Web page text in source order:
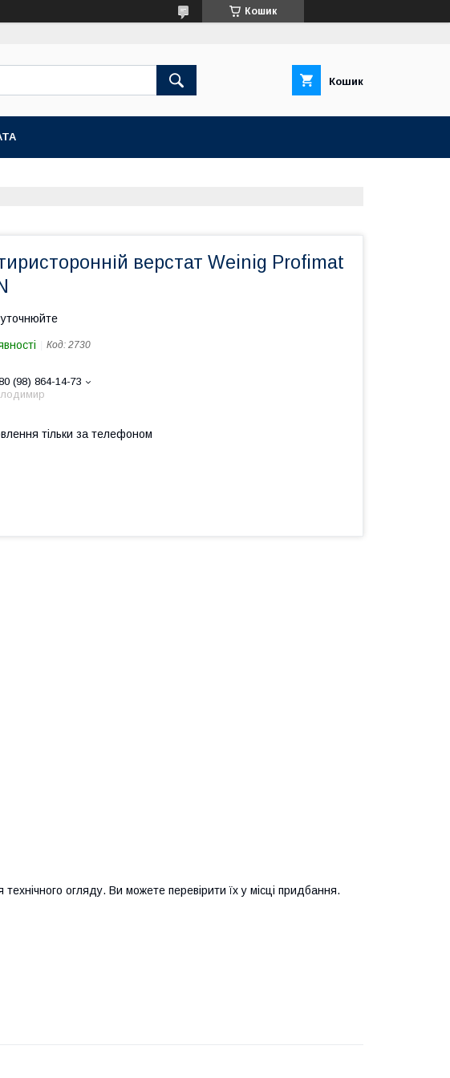
Кошик
Кошик
верстат Weinig Profimat
Код: 2730
(98) 864-14-73
тільки за телефоном
огляду. Ви можете перевірити їх у місці придбання.